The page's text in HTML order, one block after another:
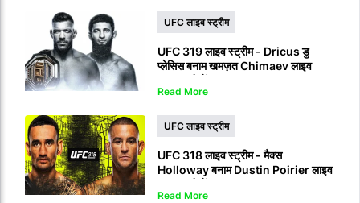
UFC लाइव स्ट्रीम
UFC 319 लाइव स्ट्रीम - Dricus डु
प्लेसिस बनाम खमज़त Chimaev लाइव
Read More
UFC लाइव स्ट्रीम
UFC 318 लाइव स्ट्रीम - मैक्स
Holloway बनाम Dustin Poirier लाइव
Read More